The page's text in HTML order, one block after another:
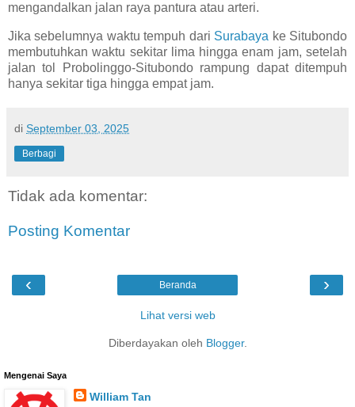
mengandalkan jalan raya pantura atau arteri.
Jika sebelumnya waktu tempuh dari Surabaya ke Situbondo
membutuhkan waktu sekitar lima hingga enam jam, setelah
jalan tol Probolinggo-Situbondo rampung dapat ditempuh
hanya sekitar tiga hingga empat jam.
di September 03, 2025
Berbagi
Tidak ada komentar:
Posting Komentar
‹ ›
Beranda
Lihat versi web
Diberdayakan oleh Blogger.
Mengenai Saya
William Tan